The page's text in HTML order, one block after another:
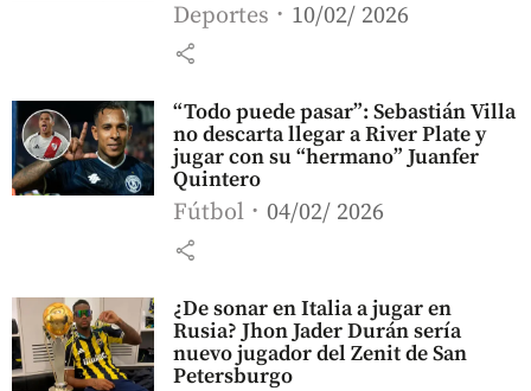
Deportes 10/02/ 2026
share
“Todo puede pasar”: Sebastián Villa
no descarta llegar a River Plate y
jugar con su “hermano” Juanfer
Quintero
Fútbol 04/02/ 2026
share
¿De sonar en Italia a jugar en
Rusia? Jhon Jader Durán sería
nuevo jugador del Zenit de San
Petersburgo